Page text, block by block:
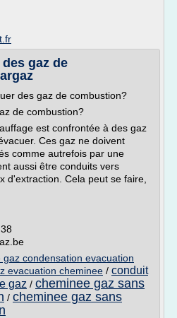
gaz de
des gaz de combustion?
de combustion?
est confrontée à des gaz
Ces gaz ne doivent
comme autrefois par une
aussi être conduits vers
d'extraction. Cela peut se faire,
gaz condensation evacuation
evacuation cheminee / conduit
gaz / cheminee gaz sans
/ cheminee gaz sans